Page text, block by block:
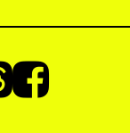
Facebook